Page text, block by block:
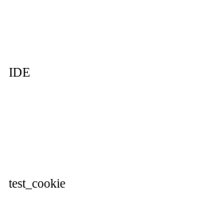
IDE
test_cookie